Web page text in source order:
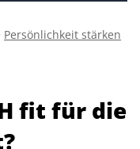
Persönlichkeit stärken
fit für die